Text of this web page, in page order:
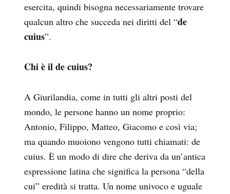
esercita, quindi bisogna necessariamente trovare
qualcun altro che succeda nei diritti del “de
cuius”.
Chi è il de cuius?
A Giurilandia, come in tutti gli altri posti del
mondo, le persone hanno un nome proprio:
Antonio, Filippo, Matteo, Giacomo e così via;
ma quando muoiono vengono tutti chiamati: de
cuius. È un modo di dire che deriva da un’antica
espressione latina che significa la persona “della
cui” eredità si tratta. Un nome univoco e uguale